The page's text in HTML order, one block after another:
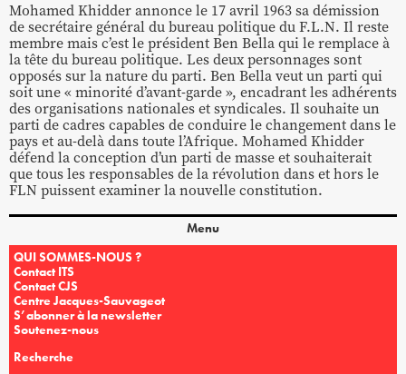
Mohamed Khidder annonce le 17 avril 1963 sa démission
de secrétaire général du bureau politique du F.L.N. Il reste
membre mais c’est le président Ben Bella qui le remplace à
la tête du bureau politique. Les deux personnages sont
opposés sur la nature du parti. Ben Bella veut un parti qui
soit une « minorité d’avant-garde », encadrant les adhérents
des organisations nationales et syndicales. Il souhaite un
parti de cadres capables de conduire le changement dans le
pays et au-delà dans toute l’Afrique. Mohamed Khidder
défend la conception d’un parti de masse et souhaiterait
que tous les responsables de la révolution dans et hors le
FLN puissent examiner la nouvelle constitution.
Menu
QUI SOMMES-NOUS ?
Contact ITS
Contact CJS
Centre Jacques-Sauvageot
S’abonner à la newsletter
Soutenez-nous
Recherche